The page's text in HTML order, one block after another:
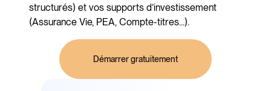
structurés) et vos supports d’investissement
(Assurance Vie, PEA, Compte-titres...).
Démarrer gratuitement